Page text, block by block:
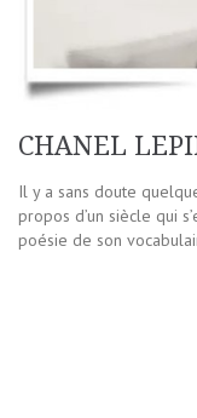
CHANEL
Il y a sans doute
propos d’un siècle qui
poésie de son